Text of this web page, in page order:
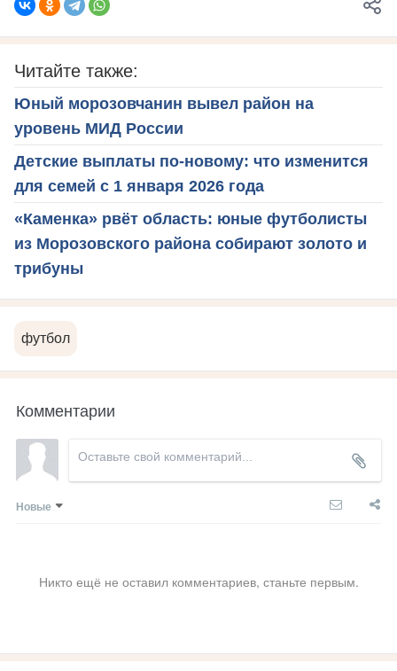
Читайте также:
Юный морозовчанин вывел район на
уровень МИД России
Детские выплаты по-новому: что изменится
для семей с 1 января 2026 года
«Каменка» рвёт область: юные футболисты
из Морозовского района собирают золото и
трибуны
футбол
Комментарии
Новые
Никто ещё не оставил комментариев, станьте первым.